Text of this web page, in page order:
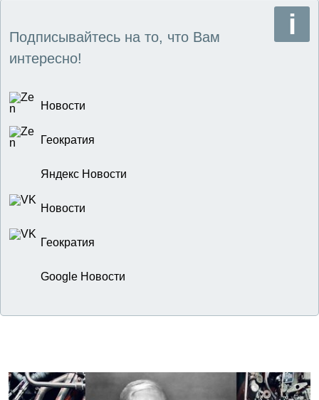
Подписывайтесь на то, что Вам
интересно!
Новости
Геократия
Яндекс Новости
Новости
Геократия
Google Новости